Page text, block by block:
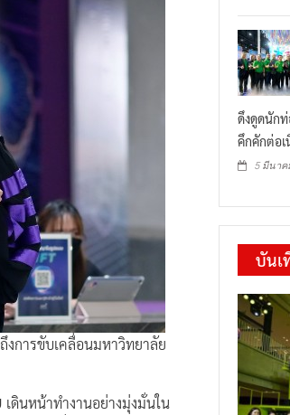
งการขับเคลื่อนมหาวิทยาลัย
ดินหน้าทำงานอย่างมุ่งมั่นใน
ดึงดูดนักท่
คึกคักต่อเ
5 มีนาค
บันเ